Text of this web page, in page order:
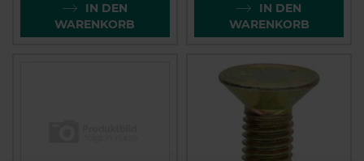
IN DEN
WARENKORB
IN DEN
WARENKORB